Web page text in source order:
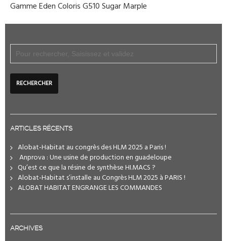
Gamme Eden Coloris G510 Sugar Marple
ARTICLES RÉCENTS
Alobat-Habitat au congrès des HLM 2025 a Paris !
️ Anprova : Une usine de production en guadeloupe
Qu’est ce que la résine de synthèse HI.MACS ?
Alobat-Habitat s’installe au Congrès HLM 2025 à PARIS !
ALOBAT HABITAT ENGRANGE LES COMMANDES
ARCHIVES